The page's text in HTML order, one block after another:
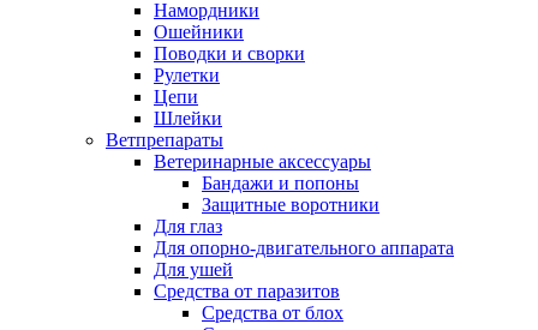
Намордники
Ошейники
Поводки и сворки
Рулетки
Цепи
Шлейки
Ветпрепараты
Ветеринарные аксессуары
Бандажи и попоны
Защитные воротники
Для глаз
Для опорно-двигательного аппарата
Для ушей
Средства от паразитов
Средства от блох